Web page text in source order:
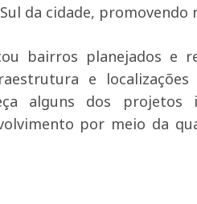
da cidade, promovendo
bairros planejados e
e
alguns dos projetos
por meio da